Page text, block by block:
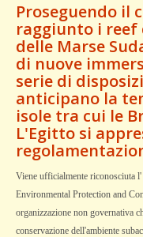
Proseguendo il
raggiunto i reef
delle Marse
di nuove
serie di
anticipano la
isole tra cui le
L'Egitto si
Viene ufficialmente riconosciuta
Environmental Protection and
organizzazione non governativa
conservazione dell'ambiente